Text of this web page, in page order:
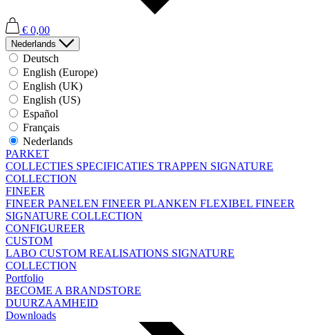
€ 0,00
Nederlands
Deutsch
English (Europe)
English (UK)
English (US)
Español
Français
Nederlands
PARKET
COLLECTIES SPECIFICATIES TRAPPEN SIGNATURE
COLLECTION
FINEER
FINEER PANELEN FINEER PLANKEN FLEXIBEL FINEER
SIGNATURE COLLECTION
CONFIGUREER
CUSTOM
LABO CUSTOM REALISATIONS SIGNATURE
COLLECTION
Portfolio
BECOME A BRANDSTORE
DUURZAAMHEID
Downloads